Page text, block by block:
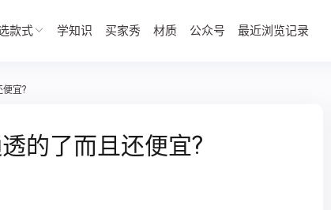
款式 学知识 买家秀 材质 公众号 最近浏览记录
便宜?
的了而且还便宜?